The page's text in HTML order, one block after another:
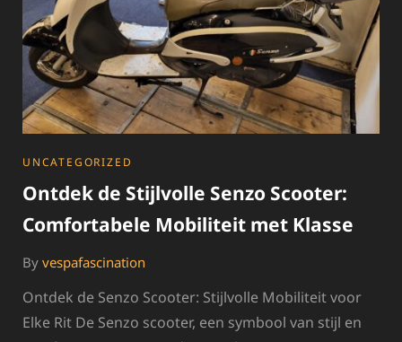
CATEGORIES
UNCATEGORIZED
Ontdek de Stijlvolle Senzo Scooter:
Comfortabele Mobiliteit met Klasse
By vespafascination
Ontdek de Senzo Scooter: Stijlvolle Mobiliteit voor
Elke Rit De Senzo scooter, een symbool van stijl en